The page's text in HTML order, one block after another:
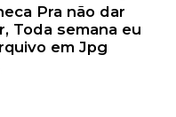
Pra não dar
Toda semana eu
em Jpg